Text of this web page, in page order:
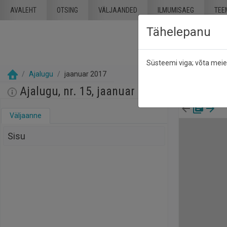
AVALEHT OTSING VÄLJAANDED ILMUMISAEG
Ajalugu jaanuar 2017
Ajalugu, nr. 15, jaanuar 2017
Väljaanne
Sisu
Tähelepanu
Süsteemi viga; võta